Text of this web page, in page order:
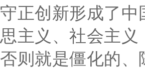
守正创新形成了
思主义、社会主
否则就是僵化的